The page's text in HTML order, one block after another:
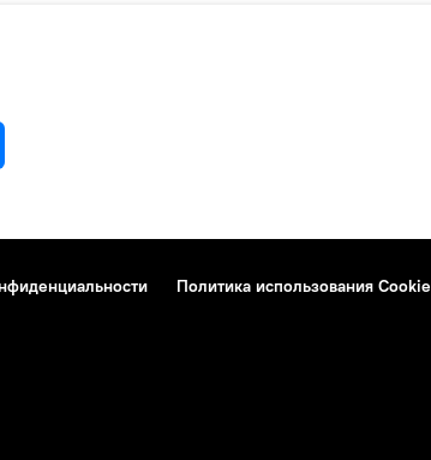
Политика использования Cookie